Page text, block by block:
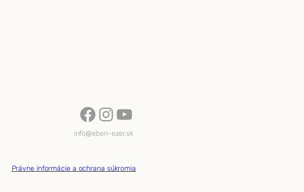
Facebook InstagramYouTube
info@eben-ezer.sk
Právne informácie a ochrana súkromia